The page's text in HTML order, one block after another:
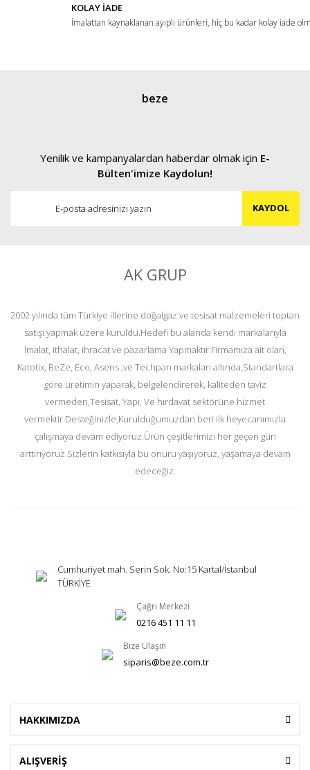
Gönder
KOLAY İADE
İmalattan kaynaklanan ayıplı ürünleri, hiç bu kadar kolay iade
beze
Yenilik ve kampanyalardan haberdar olmak için E-
Bülten'imize Kaydolun!
KAYDOL
AK GRUP
2002 yılında tüm Türkiye illerine doğalgaz ve tesisat malzemeleri toptan
satışı yapmak üzere kuruldu.Hedefi bu alanda kendi markalarıyla
İmalat, ithalat, ihracat ve pazarlama Yapmaktır.Firmamıza ait olan,
Katotix, BeZe, Eco, Asens ,ve Techpan markaları altında,Standartlara
göre üretimin yaparak, belgelendirerek, kaliteden taviz
vermeden,Tesisat, Yapı, Ve hırdavat sektörüne hizmet
vermektir.Desteğinizle,Kurulduğumuzdan beri ilk heyecanımızla
çalışmaya devam ediyoruz.Ürün çeşitlerimizi her geçen gün
arttırıyoruz.Sizlerin katkısıyla bu onuru yaşıyoruz, yaşamaya devam
edeceğiz.
Cumhuriyet mah. Serin Sok. No:15 Kartal/İstanbul
TÜRKİYE
Çağrı Merkezi
0216 451 11 11
Bize Ulaşın
siparis@beze.com.tr
HAKKIMIZDA
ALIŞVERİŞ